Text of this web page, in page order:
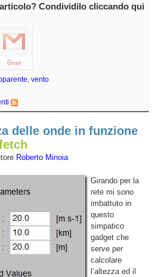
Condividilo cliccando qui
, vento
delle onde in funzione
Roberto Minoia
Girando per la
rete mi sono
imbattuto in
questo
simpatico
gadget che
serve per
calcolare
l’altezza ed il